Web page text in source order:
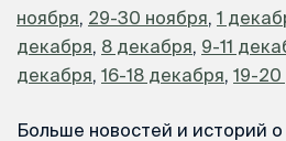
ноября, 29-30 ноября, 1
декабря, 8 декабря, 9-11
декабря, 16-18 декабря, 19-20
Больше новостей и историй